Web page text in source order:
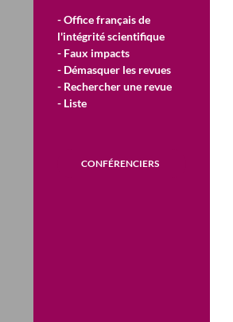
- Office français de
l'intégrité scientifique
- Faux impacts
- Démasquer les revues
- Rechercher une revue
- Liste
CONFÉRENCIERS